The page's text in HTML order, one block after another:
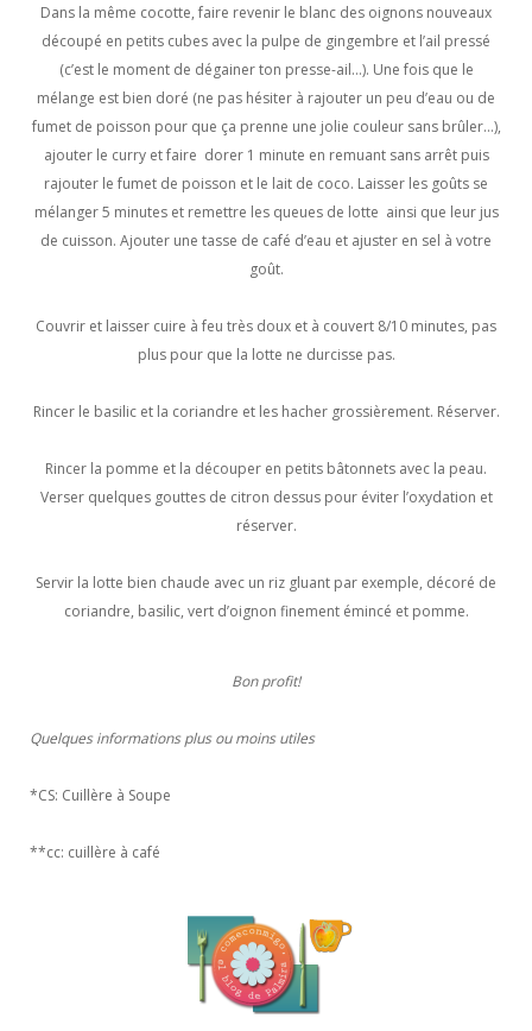
Dans la même cocotte, faire revenir le blanc des oignons nouveaux
découpé en petits cubes avec la pulpe de gingembre et l’ail pressé
(c’est le moment de dégainer ton presse-ail…). Une fois que le
mélange est bien doré (ne pas hésiter à rajouter un peu d’eau ou de
fumet de poisson pour que ça prenne une jolie couleur sans brûler…),
ajouter le curry et faire dorer 1 minute en remuant sans arrêt puis
rajouter le fumet de poisson et le lait de coco. Laisser les goûts se
mélanger 5 minutes et remettre les queues de lotte ainsi que leur jus
de cuisson. Ajouter une tasse de café d’eau et ajuster en sel à votre
goût.
Couvrir et laisser cuire à feu très doux et à couvert 8/10 minutes, pas
plus pour que la lotte ne durcisse pas.
Rincer le basilic et la coriandre et les hacher grossièrement. Réserver.
Rincer la pomme et la découper en petits bâtonnets avec la peau.
Verser quelques gouttes de citron dessus pour éviter l’oxydation et
réserver.
Servir la lotte bien chaude avec un riz gluant par exemple, décoré de
coriandre, basilic, vert d’oignon finement émincé et pomme.
Bon profit!
Quelques informations plus ou moins utiles
*CS: Cuillère à Soupe
**cc: cuillère à café